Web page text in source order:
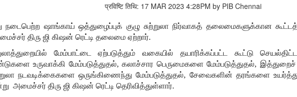
प्रविष्टि तिथि: 17 MAR 2023 4:28PM by PIB Chennai
ஷாங்காய் ஒத்துழைப்புக் குழு சுற்றுலா நிர்வாகத் தலைமைகளுக்கான
திரு ஜி கிஷன் ரெட்டி தலைமை ஏற்றார்.
மேம்பாட்டை ஏற்படுத்தும் வகையில் தயாரிக்கப்பட்ட கூட்டு
உருவாக்கி மேம்படுத்துதல், கலாச்சார பெருமைகளை மேம்படுத்துதல்,
நடவடிக்கைகளை ஒருங்கிணைந்து மேம்படுத்துதல், சேவைகளின் தரங்களை
அமைச்சர் திரு ஜி கிஷன் ரெட்டி தெரிவித்துள்ளார்.